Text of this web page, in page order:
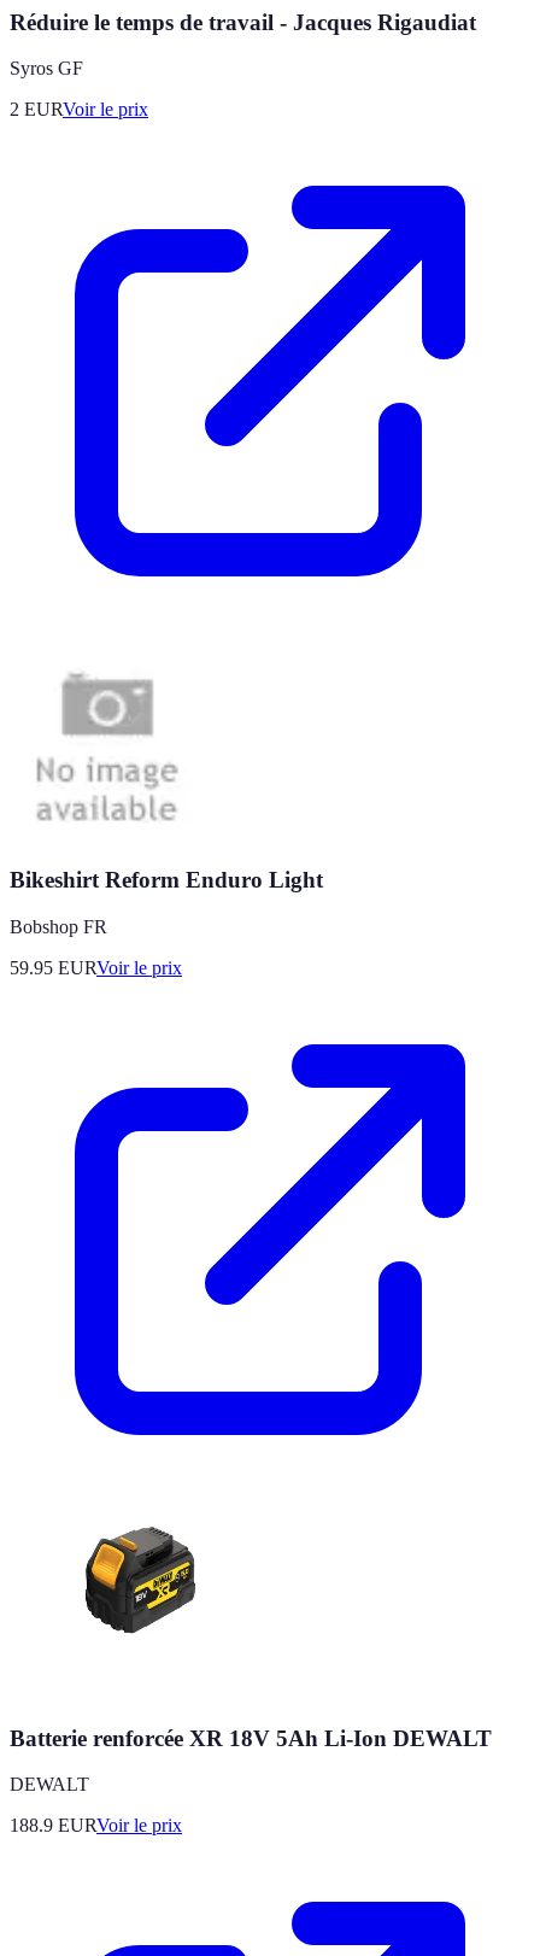
Réduire le temps de travail - Jacques Rigaudiat
Syros GF
2 EURVoir le prix
Bikeshirt Reform Enduro Light
Bobshop FR
59.95 EURVoir le prix
Batterie renforcée XR 18V 5Ah Li-Ion DEWALT
DEWALT
188.9 EURVoir le prix